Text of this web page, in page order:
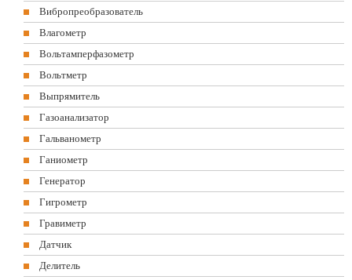
Вибропреобразователь
Влагометр
Вольтамперфазометр
Вольтметр
Выпрямитель
Газоанализатор
Гальванометр
Ганиометр
Генератор
Гигрометр
Гравиметр
Датчик
Делитель